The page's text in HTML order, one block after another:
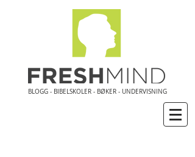
BLOGG - BIBELSKOLER - BØKER - UNDERVISNING